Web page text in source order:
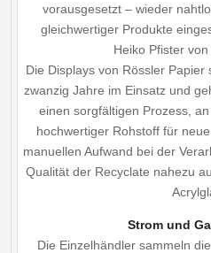
vorausgesetzt – wieder
gleichwertiger Produkte
Heiko Pfister
Die Displays von Rössler
zwanzig Jahre im Einsatz und
einen sorgfältigen Prozess,
hochwertiger Rohstoff für
manuellen Aufwand bei der
Qualität der Recyclate nahezu
Strom und
Die Einzelhändler sammeln